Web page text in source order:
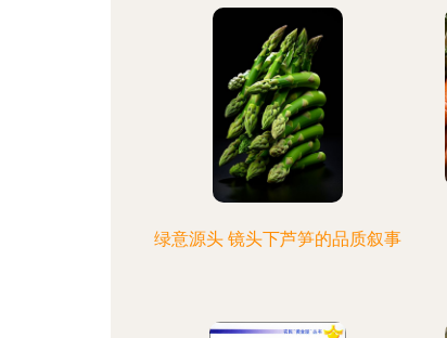
绿意源头 镜头下芦笋的品质叙事